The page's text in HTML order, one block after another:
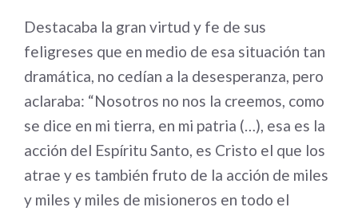
Destacaba la gran virtud y fe de sus
feligreses que en medio de esa situación tan
dramática, no cedían a la desesperanza, pero
aclaraba: “Nosotros no nos la creemos, como
se dice en mi tierra, en mi patria (…), esa es la
acción del Espíritu Santo, es Cristo el que los
atrae y es también fruto de la acción de miles
y miles y miles de misioneros en todo el